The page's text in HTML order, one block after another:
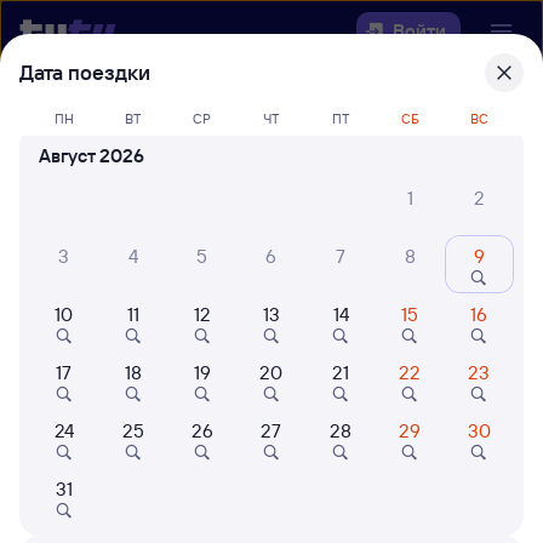
Войти
Выберите день, чтобы найтиж/д
билеты Биракан — Куйтун
Куда
Когда
Кто едет
Найти поезда
Дата поездки
ПН ВТ СР ЧТ ПТ СБ ВС
Август 2026
1
2
3 4 5 6 7 8 9
10 11 12 13 14 15 16
17 18 19 20 21 22 23
24 25 26 27 28 29 30
31